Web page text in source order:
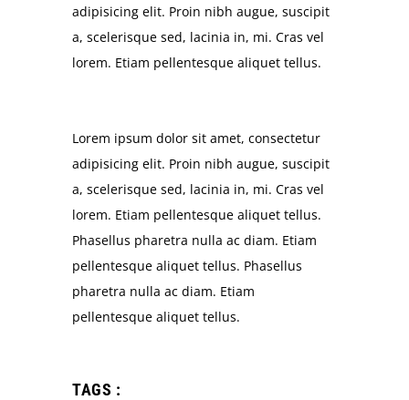
adipisicing elit. Proin nibh augue, suscipit
a, scelerisque sed, lacinia in, mi. Cras vel
lorem. Etiam pellentesque aliquet tellus.
Lorem ipsum dolor sit amet, consectetur
adipisicing elit. Proin nibh augue, suscipit
a, scelerisque sed, lacinia in, mi. Cras vel
lorem. Etiam pellentesque aliquet tellus.
Phasellus pharetra nulla ac diam. Etiam
pellentesque aliquet tellus. Phasellus
pharetra nulla ac diam. Etiam
pellentesque aliquet tellus.
TAGS :